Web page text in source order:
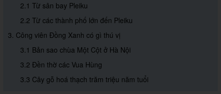
2.1 Từ sân bay Pleiku
2.2 Từ các thành phố lớn đến Pleiku
3. Công viên Đồng Xanh có gì thú vị
3.1 Bản sao chùa Một Cột ở Hà Nội
3.2 Đền thờ các Vua Hùng
3.3 Cây gỗ hoá thạch trăm triệu năm tuổi